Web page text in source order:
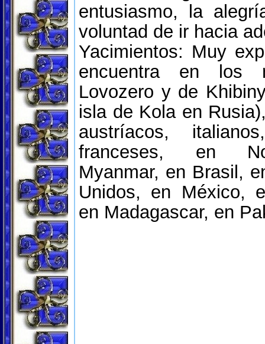
entusiasmo, la
voluntad de ir hacia
Yacimientos: Muy
encuentra en los
Lovozero y de
isla de Kola en
austríacos,
franceses, en
Myanmar, en Brasil,
Unidos, en México,
en Madagascar, en